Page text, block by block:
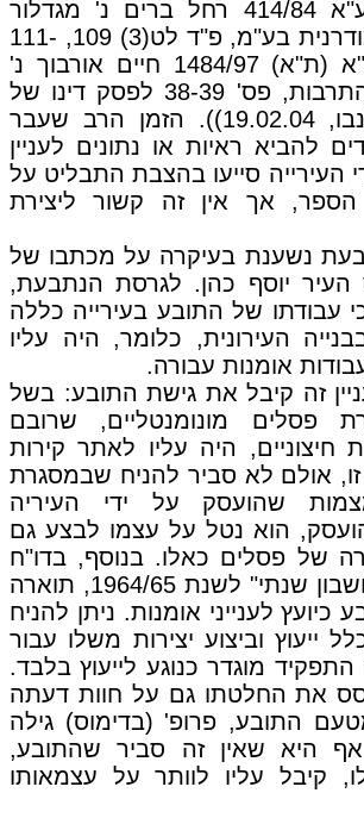
העבודה (וראו ע"א 414/84 רחל ברים נ' מגדלור
מרכז לתאורה מודרנית בע"מ, פ"ד לט(3) 109, 111-
112 (1985); ת"א (ת"א) 1484/97 חיים אורבוך נ'
משרד החינוך והתרבות, פס' 38-39 לפסק דינו של
השופט קלינג (נבו, 19.02.04)). הזמן הרב שעבר
להביא ראיות או נתונים לעניין
העירייה סייעו בהצבת התבליט על
אך אין זה קשור ליצירת
נשענת בעיקרה על מכתבו של
העיר יוסף כהן. לגרסת הנתבעת,
עבודתו של התובע בעירייה כללה
העירונית, כלומר, היה עליו
אומנות עבורה.
זה קיבל את גישת התובע: בשל
פסלים מונומנטליים, שרובם
חיצוניים, היה עליו לאתר קירות
אולם לא סביר להניח שבמסגרת
שהועסק על ידי העיריה
הוא נטל על עצמו לבצע גם
של פסלים כאלו. בנוסף, בדו"ח
המהנדס, "דין וחשבון שנתי" לשנת 1964/65, תוארה
כיועץ לענייני אומנות. ניתן להניח
ייעוץ וביצוע יצירות משלו עבור
מוגדר כנוגע לייעוץ בלבד.
את החלטתו גם על חוות דעתה
התובע, פרופ' (בדימוס) גילה
היא שאין זה סביר שהתובע,
קיבל עליו לוותר על עצמאותו